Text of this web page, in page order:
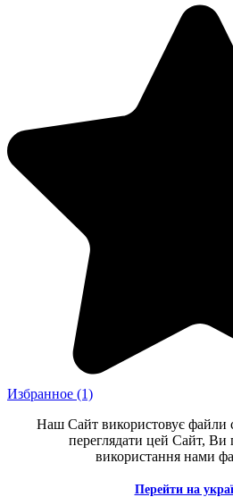
Избранное (1)
Наш Сайт використовує
переглядати цей Сайт, Ви
використання нами
Перейти на